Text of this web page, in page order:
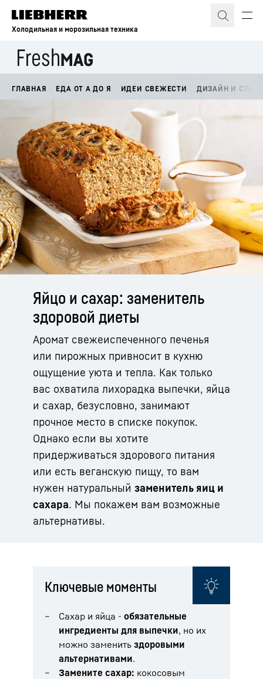
Холодильная и морозильная техника
ГЛАВНАЯ ЕДА ОТ А ДО Я ИДЕИ СВЕЖЕСТИ ДИЗАЙН И
Яйцо и сахар: заменитель
здоровой диеты
Аромат свежеиспеченного печенья
или пирожных привносит в кухню
ощущение уюта и тепла. Как только
вас охватила лихорадка выпечки, яйца
и сахар, безусловно, занимают
прочное место в списке покупок.
Однако если вы хотите
придерживаться здорового питания
или есть веганскую пищу, то вам
нужен натуральный заменитель яиц и
сахара. Мы покажем вам возможные
альтернативы.
Ключевые моменты
Сахар и яйца - обязательные
ингредиенты для выпечки, но их
можно заменить здоровыми
альтернативами.
Замените сахар: кокосовым